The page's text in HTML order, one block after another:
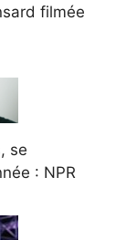
filmée
se
: NPR